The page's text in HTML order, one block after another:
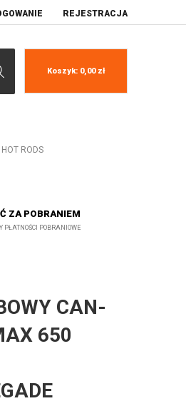
REJESTRACJA
Koszyk: 0,00 zł
RODS
ZA POBRANIEM
PŁATNOŚCI POBRANIOWE
CAN-
650